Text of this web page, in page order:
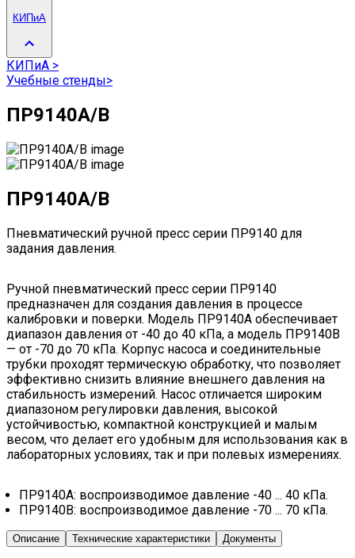
КИПиА
КИПиА >
Учебные стенды>
ПР9140А/В
ПР9140А/В
Пневматический ручной пресс серии ПР9140 для
задания давления.
Ручной пневматический пресс серии ПР9140
предназначен для создания давления в процессе
калибровки и поверки. Модель ПР9140A обеспечивает
диапазон давления от -40 до 40 кПа, а модель ПР9140B
— от -70 до 70 кПа. Корпус насоса и соединительные
трубки проходят термическую обработку, что позволяет
эффективно снизить влияние внешнего давления на
стабильность измерений. Насос отличается широким
диапазоном регулировки давления, высокой
устойчивостью, компактной конструкцией и малым
весом, что делает его удобным для использования как в
лабораторных условиях, так и при полевых измерениях.
ПР9140А: воспроизводимое давление -40 ... 40 кПа.
ПР9140В: воспроизводимое давление -70 ... 70 кПа.
Описание Технические характеристики Документы